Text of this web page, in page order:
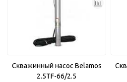
Скважинный насос Belamos
2.5TF-66/2.5